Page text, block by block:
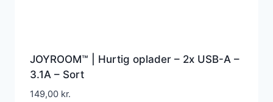
JOYROOM™ | Hurtig oplader – 2x USB-A –
3.1A – Sort
149,00 kr.